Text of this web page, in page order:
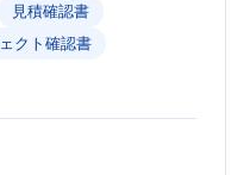
見積確認書
クト確認書